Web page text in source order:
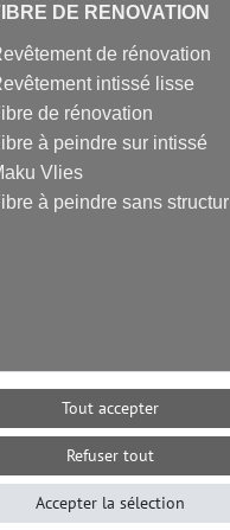
DE RENOVATION
de rénovation
intissé lisse
de rénovation
à peindre sur intissé
Vlies
à peindre sans structur
Tout accepter
Refuser tout
Accepter la sélection